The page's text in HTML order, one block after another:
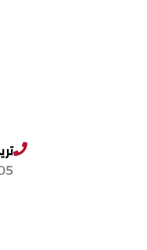
974+